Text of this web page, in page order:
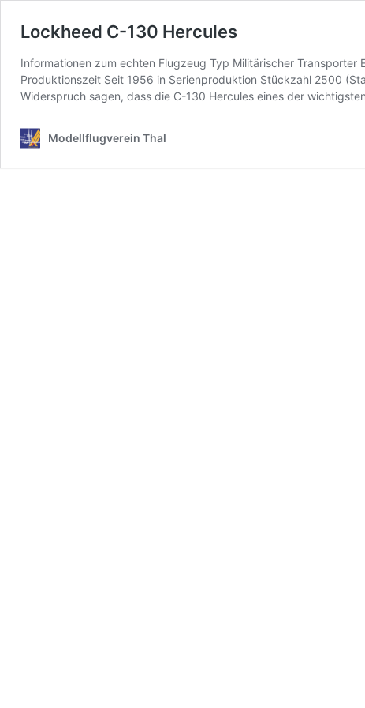
Lockheed C-130 Hercules
Informationen zum echten Flugzeug Typ Militärischer
Produktionszeit Seit 1956 in Serienproduktion Stückzahl 2500
Widerspruch sagen, dass die C-130 Hercules eines der
Modellflugverein Thal